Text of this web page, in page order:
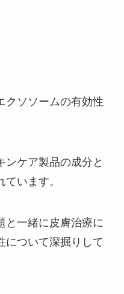
クソソームの有効性
ンケア製品の成分と
います。
と一緒に皮膚治療に
について深掘りして